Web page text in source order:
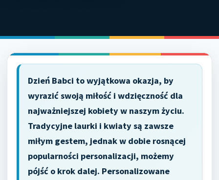
Dzień Babci to wyjątkowa okazja, by
wyrazić swoją miłość i wdzięczność dla
najważniejszej kobiety w naszym życiu.
Tradycyjne laurki i kwiaty są zawsze
miłym gestem, jednak w dobie rosnącej
popularności personalizacji, możemy
pójść o krok dalej. Personalizowane